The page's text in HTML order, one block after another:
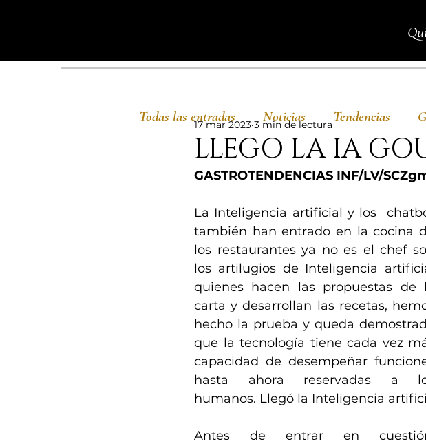
LLEGO LA IA
17 mar 2023 3 min de lectura
GASTROTENDENCIAS INF/LV/
La Inteligencia artificial y los
también han entrado en la cocina
los restaurantes ya no es el chef
los artilugios de Inteligencia
quienes hacen las propuestas de
carta y desarrollan las recetas,
hecho la prueba y queda
que la tecnología tiene cada vez
capacidad de desempeñar
hasta ahora reservadas a
humanos. Llegó la Inteligencia
Antes de entrar en
Todas las entradas Noticias Tendencias